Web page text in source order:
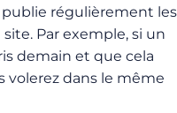
publie régulièrement les
Par exemple, si un
demain et que cela
volerez dans le même